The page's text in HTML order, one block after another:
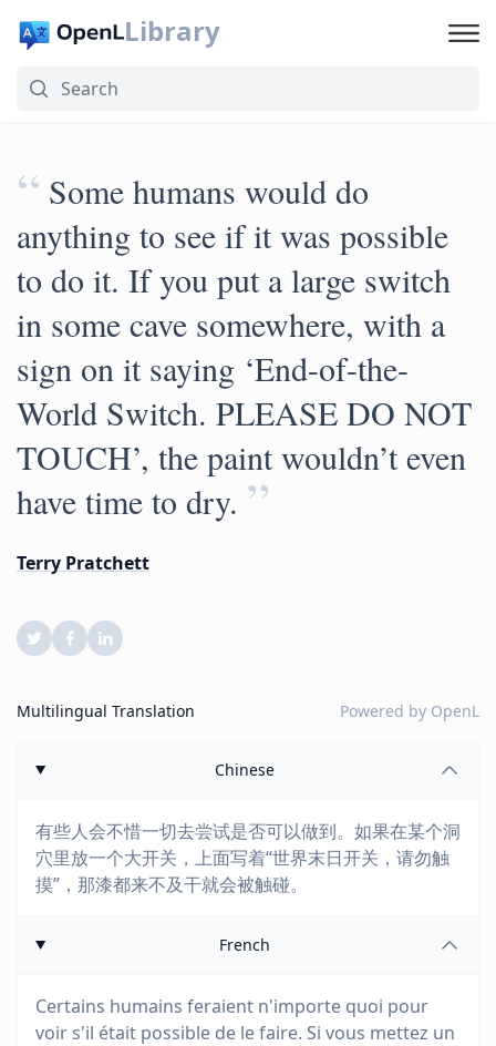
Library
“ Some humans would do
anything to see if it was possible
to do it. If you put a large switch
in some cave somewhere, with a
sign on it saying ‘End-of-the-
World Switch. PLEASE DO NOT
TOUCH’, the paint wouldn’t even
have time to dry. ”
Terry Pratchett
Multilingual Translation Powered by OpenL
Chinese
有些人会不惜一切去尝试是否可以做到。如果在某个洞
穴里放一个大开关，上面写着“世界末日开关，请勿触
摸”，那漆都来不及干就会被触碰。
French
Certains humains feraient n'importe quoi pour
voir s'il était possible de le faire. Si vous mettez un